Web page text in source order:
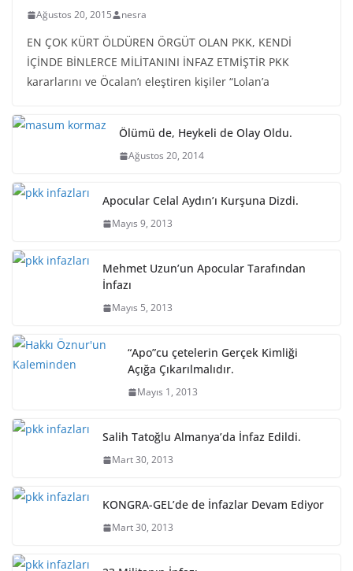
Ağustos 20, 2015 nesra
EN ÇOK KÜRT ÖLDÜREN ÖRGÜT OLAN PKK, KENDİ
İÇİNDE BİNLERCE MİLİTANINI İNFAZ ETMİŞTİR PKK
kararlarını ve Öcalan’ı eleştiren kişiler “Lolan’a
Ölümü de, Heykeli de Olay Oldu.
Ağustos 20, 2014
Apocular Celal Aydın’ı Kurşuna Dizdi.
Mayıs 9, 2013
Mehmet Uzun’un Apocular Tarafından
İnfazı
Mayıs 5, 2013
“Apo”cu çetelerin Gerçek Kimliği
Açığa Çıkarılmalıdır.
Mayıs 1, 2013
Salih Tatoğlu Almanya’da İnfaz Edildi.
Mart 30, 2013
KONGRA-GEL’de de İnfazlar Devam Ediyor
Mart 30, 2013